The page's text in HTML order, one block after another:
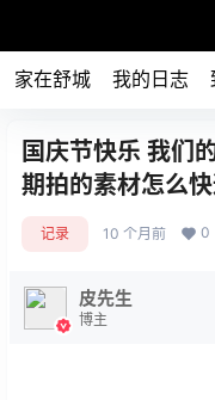
家在舒城 我的日志
国庆节快乐 我们
期拍的素材怎么
记录 10 个月前 0
皮先生
博主